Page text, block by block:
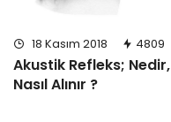
18 Kasım 2018 4809
Akustik Refleks; Nedir,
Nasıl Alınır ?